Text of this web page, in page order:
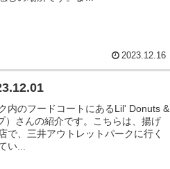
2023.12.16
内のフードコートにあるLil' Donuts &
）さんの紹介です。こちらは、揚げ
で、三井アウトレットパークに行く
い...